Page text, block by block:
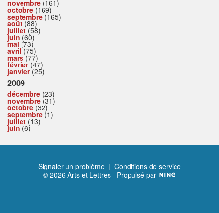
novembre (161)
octobre (169)
septembre (165)
août (88)
juillet(58)
juin (60)
mai (73)
avril(75)
mars(77)
février(47)
janvier(25)
2009
décembre (23)
novembre (31)
octobre (32)
septembre (1)
juillet (13)
juin (6)
Signaler un problème | Conditions de service
© 2026 Arts et Lettres Propulsé par